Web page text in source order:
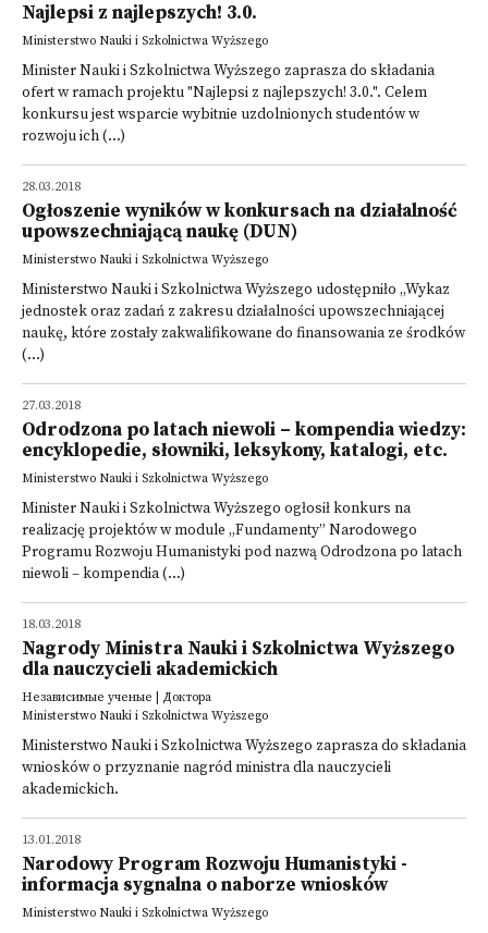
Najlepsi z najlepszych! 3.0.
Ministerstwo Nauki i Szkolnictwa Wyższego
Minister Nauki i Szkolnictwa Wyższego zaprasza do składania
ofert w ramach projektu "Najlepsi z najlepszych! 3.0.". Celem
konkursu jest wsparcie wybitnie uzdolnionych studentów w
rozwoju ich (...)
28.03.2018
Ogłoszenie wyników w konkursach na działalność
upowszechniającą naukę (DUN)
Ministerstwo Nauki i Szkolnictwa Wyższego
Ministerstwo Nauki i Szkolnictwa Wyższego udostępniło „Wykaz
jednostek oraz zadań z zakresu działalności upowszechniającej
naukę, które zostały zakwalifikowane do finansowania ze środków
(...)
27.03.2018
Odrodzona po latach niewoli – kompendia wiedzy:
encyklopedie, słowniki, leksykony, katalogi, etc.
Ministerstwo Nauki i Szkolnictwa Wyższego
Minister Nauki i Szkolnictwa Wyższego ogłosił konkurs na
realizację projektów w module „Fundamenty” Narodowego
Programu Rozwoju Humanistyki pod nazwą Odrodzona po latach
niewoli – kompendia (...)
18.03.2018
Nagrody Ministra Nauki i Szkolnictwa Wyższego
dla nauczycieli akademickich
Независимые ученые | Доктора
Ministerstwo Nauki i Szkolnictwa Wyższego
Ministerstwo Nauki i Szkolnictwa Wyższego zaprasza do składania
wniosków o przyznanie nagród ministra dla nauczycieli
akademickich.
13.01.2018
Narodowy Program Rozwoju Humanistyki -
informacja sygnalna o naborze wniosków
Ministerstwo Nauki i Szkolnictwa Wyższego